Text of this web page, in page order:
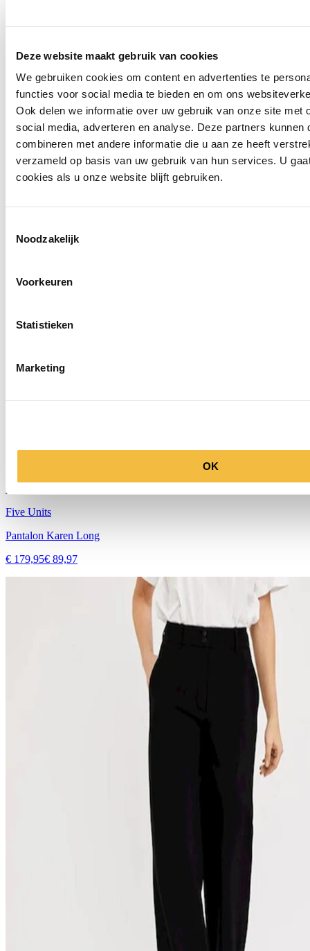
Deze website maakt gebruik van cookies
We gebruiken cookies om content en advertenties te
functies voor social media te bieden en om ons
Ook delen we informatie over uw gebruik van onze site met
social media, adverteren en analyse. Deze partners kunnen
combineren met andere informatie die u aan ze heeft
verzameld op basis van uw gebruik van hun services. U
cookies als u onze website blijft gebruiken.
Noodzakelijk
Voorkeuren
Statistieken
Marketing
OK
Five Units
Pantalon Karen Long
€ 179,95€ 89,97